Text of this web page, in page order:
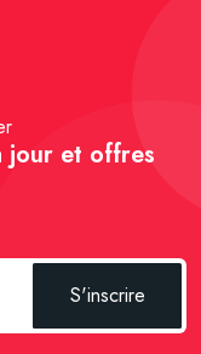
jour et offres
S'inscrire